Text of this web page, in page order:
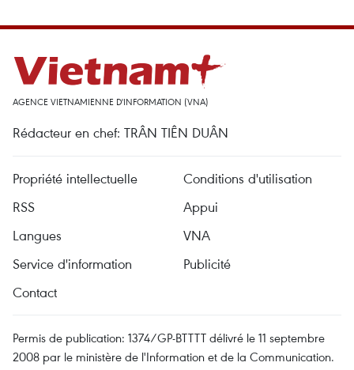
AGENCE VIETNAMIENNE D'INFORMATION (VNA)
Rédacteur en chef: TRÂN TIÊN DUÂN
Propriété intellectuelle
Conditions d'utilisation
RSS
Appui
Langues
VNA
Service d'information
Publicité
Contact
Permis de publication: 1374/GP-BTTTT délivré le 11 septembre
2008 par le ministère de l'Information et de la Communication.